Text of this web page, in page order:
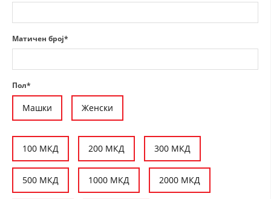
ЗАКОН ЗА ЦКРМ
СТАТУТ НА ЦКРМ
ОРГАНИЗАЦИЈА И РАЗВОЈ
РАКОВОДЕН ОДБОР
СОБРАНИЕ
Матичен број*
Пол*
Машки Женски
100 МКД 200 МКД 300 МКД
500 МКД 1000 МКД 2000 МКД